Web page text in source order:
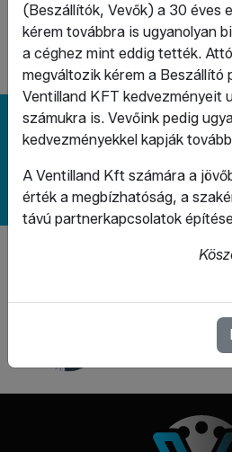
+36 20
Megoldást keres?
A weboldal a Demján Sándor
(Beszállítók, Vevők) a 30 éves
kérem továbbra is ugyanolyan
a céghez mint eddig tették.
megváltozik kérem a Beszállító
Ventilland KFT kedvezményeit
számukra is. Vevőink pedig
kedvezményekkel kapják
A Ventilland Kft számára a
érték a megbízhatóság, a
távú partnerkapcsolatok